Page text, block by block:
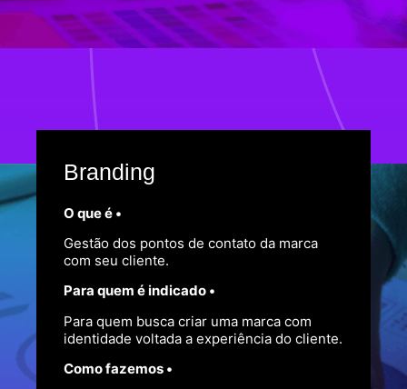
Branding
O que é •
Gestão dos pontos de contato da marca
com seu cliente.
Para quem é indicado •
Para quem busca criar uma marca com
identidade voltada a experiência do cliente.
Como fazemos •